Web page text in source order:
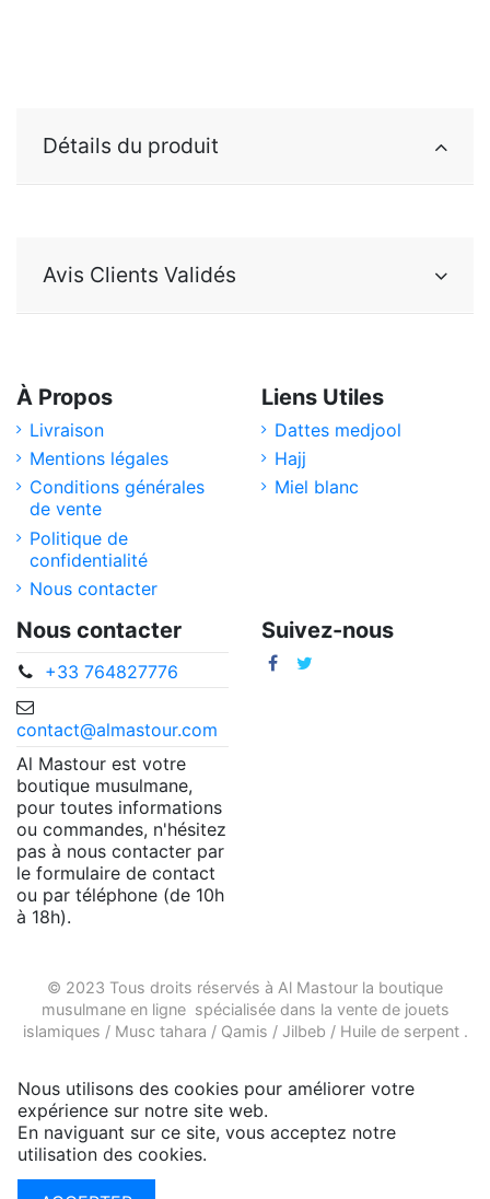
Détails du produit
Avis Clients Validés
À Propos
Livraison
Mentions légales
Conditions générales
de vente
Politique de
confidentialité
Nous contacter
Liens Utiles
Dattes medjool
Hajj
Miel blanc
Nous contacter
+33 764827776
contact@almastour.com
Al Mastour est votre
boutique musulmane,
pour toutes informations
ou commandes, n'hésitez
pas à nous contacter par
le formulaire de contact
ou par téléphone (de 10h
à 18h).
Suivez-nous
© 2023 Tous droits réservés à Al Mastour la boutique
musulmane en lignespécialisée dans la vente de jouets
islamiques / Musc tahara / Qamis / Jilbeb / Huile de serpent.
Nous utilisons des cookies pour améliorer votre
expérience sur notre site web.
En naviguant sur ce site, vous acceptez notre
utilisation des cookies.